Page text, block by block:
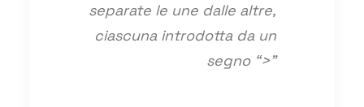
separate le une dalle altre,
ciascuna introdotta da un
segno “>”